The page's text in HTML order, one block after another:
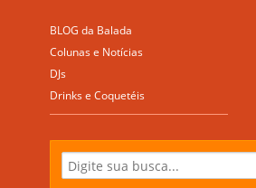
BLOG da Balada
Colunas e Notícias
DJs
Drinks e Coquetéis